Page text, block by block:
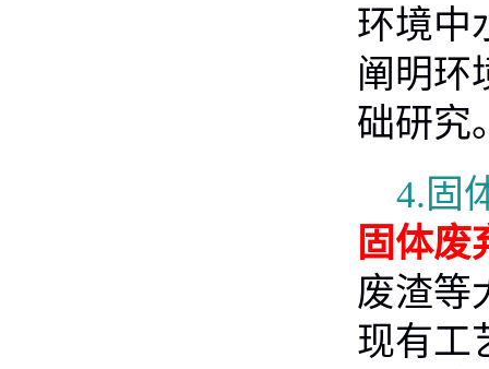
环境中
阐明环
础研究
4.固
固体废
废渣等
现有工